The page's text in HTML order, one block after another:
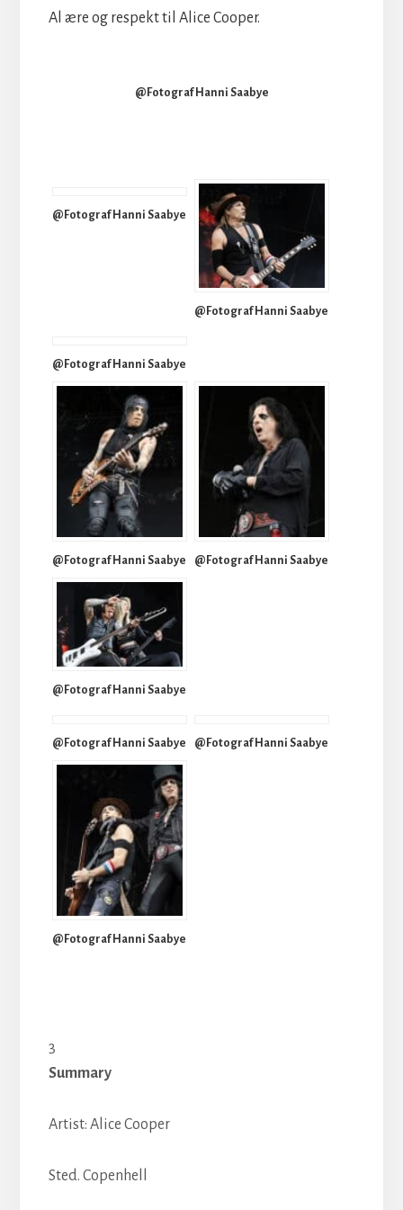
Al ære og respekt til Alice Cooper.
@Fotograf Hanni Saabye
@Fotograf Hanni Saabye
@Fotograf Hanni Saabye
@Fotograf Hanni Saabye
@Fotograf Hanni Saabye @Fotograf Hanni Saabye
@Fotograf Hanni Saabye
@Fotograf Hanni Saabye @Fotograf Hanni Saabye
@Fotograf Hanni Saabye
3
Summary
Artist: Alice Cooper
Sted. Copenhell